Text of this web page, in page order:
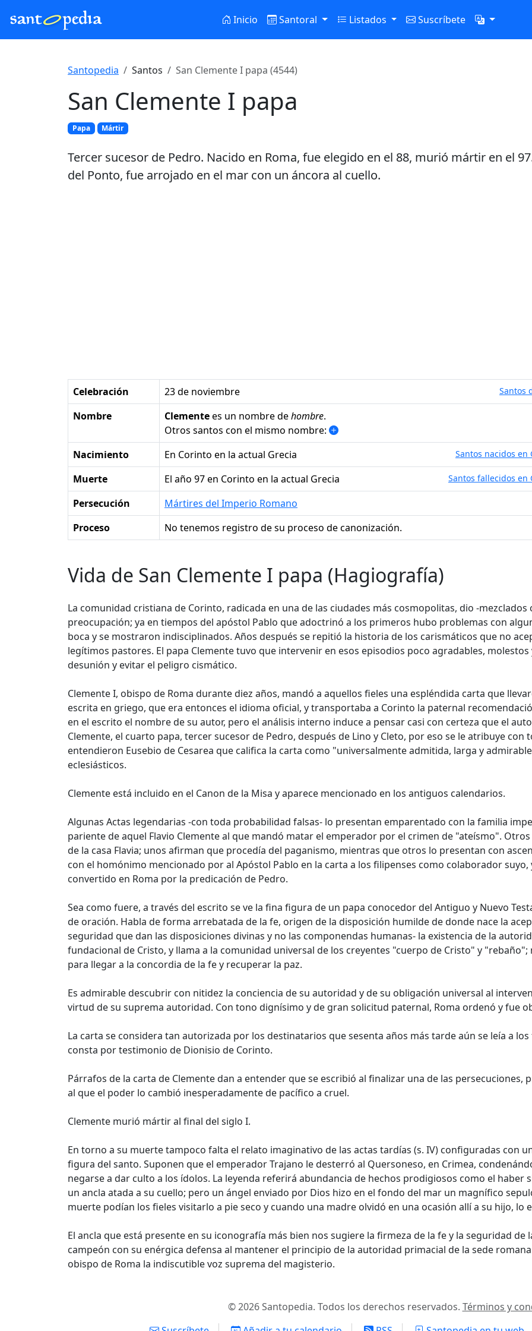
Inicio Santoral Listados Suscríbete
Santopedia Santos San Clemente I papa (4544)
San Clemente I papa
Papa Mártir
Tercer sucesor de Pedro. Nacido en Roma, fue elegido en el 88, murió mártir en el
del Ponto, fue arrojado en el mar con un áncora al cuello.
Celebración 23 de noviembre Santos
Nombre Clementees un nombre dehombre.
Otros santos con el mismo nombre:
Nacimiento
en Corinto en la actual Grecia Santos nacidos en
Muerte el año 97 en Corinto en la actual Grecia Santos fallecidos en
Persecución
Mártires del Imperio Romano
Proceso
No tenemos registro de su proceso de canonización.
Vida de San Clemente I papa (Hagiografía)
La comunidad cristiana de Corinto, radicada en una de las ciudades más cosmopolitas, dio -
preocupación; ya en tiempos del apóstol Pablo que adoctrinó a los primeros hubo problemas con
boca y se mostraron indisciplinados. Años después se repitió la historia de los carismáticos que no
legítimos pastores. El papa Clemente tuvo que intervenir en esos episodios poco agradables,
desunión y evitar el peligro cismático.
Clemente I, obispo de Roma durante diez años, mandó a aquellos fieles una espléndida carta que
escrita en griego, que era entonces el idioma oficial, y transportaba a Corinto la paternal
en el escrito el nombre de su autor, pero el análisis interno induce a pensar casi con certeza que el
Clemente, el cuarto papa, tercer sucesor de Pedro, después de Lino y Cleto, por eso se le atribuye con
entendieron Eusebio de Cesarea que califica la carta como "universalmente admitida, larga y
eclesiásticos.
Clemente está incluido en el Canon de la Misa y aparece mencionado en los antiguos calendarios.
Algunas Actas legendarias -con toda probabilidad falsas- lo presentan emparentado con la familia
pariente de aquel Flavio Clemente al que mandó matar el emperador por el crimen de "ateísmo".
de la casa Flavia; unos afirman que procedía del paganismo, mientras que otros lo presentan con
con el homónimo mencionado por al Apóstol Pablo en la carta a los filipenses como colaborador
convertido en Roma por la predicación de Pedro.
Sea como fuere, a través del escrito se ve la fina figura de un papa conocedor del Antiguo y Nuevo
de oración. Habla de forma arrebatada de la fe, origen de la disposición humilde de donde nace la
seguridad que dan las disposiciones divinas y no las componendas humanas- la existencia de la
fundacional de Cristo, y llama a la comunidad universal de los creyentes "cuerpo de Cristo" y
para llegar a la concordia de la fe y recuperar la paz.
Es admirable descubrir con nitidez la conciencia de su autoridad y de su obligación universal al
virtud de su suprema autoridad. Con tono dignísimo y de gran solicitud paternal, Roma ordenó y fue
La carta se considera tan autorizada por los destinatarios que sesenta años más tarde aún se leía a
consta por testimonio de Dionisio de Corinto.
Párrafos de la carta de Clemente dan a entender que se escribió al finalizar una de las
al que el poder lo cambió inesperadamente de pacífico a cruel.
Clemente murió mártir al final del siglo I.
En torno a su muerte tampoco falta el relato imaginativo de las actas tardías (s. IV) configuradas con
figura del santo. Suponen que el emperador Trajano le desterró al Quersoneso, en Crimea,
negarse a dar culto a los ídolos. La leyenda referirá abundancia de hechos prodigiosos como el haber
un ancla atada a su cuello; pero un ángel enviado por Dios hizo en el fondo del mar un magnífico
muerte podían los fieles visitarlo a pie seco y cuando una madre olvidó en una ocasión allí a su hijo, lo
El ancla que está presente en su iconografía más bien nos sugiere la firmeza de la fe y la seguridad
campeón con su enérgica defensa al mantener el principio de la autoridad primacial de la sede
obispo de Roma la indiscutible voz suprema del magisterio.
© 2026 Santopedia. Todos los derechos reservados. Términos y